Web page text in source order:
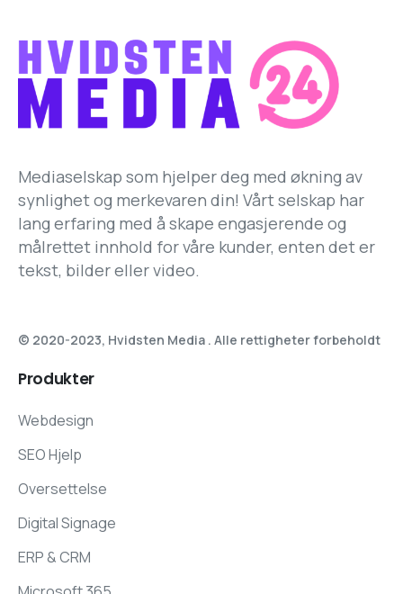
Mediaselskap som hjelper deg med økning av
synlighet og merkevaren din! Vårt selskap har
lang erfaring med å skape engasjerende og
målrettet innhold for våre kunder, enten det er
tekst, bilder eller video.
© 2020-2023, Hvidsten Media . Alle rettigheter forbeholdt
Produkter
Webdesign
SEO Hjelp
Oversettelse
Digital Signage
ERP & CRM